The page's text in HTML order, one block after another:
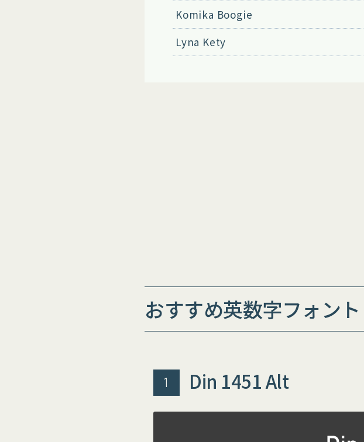
Komika Boogie
Lyna Kety
おすすめ英数字フォント
Din 1451 Alt